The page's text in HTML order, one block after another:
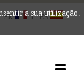
FR | ES
a sua utilização.